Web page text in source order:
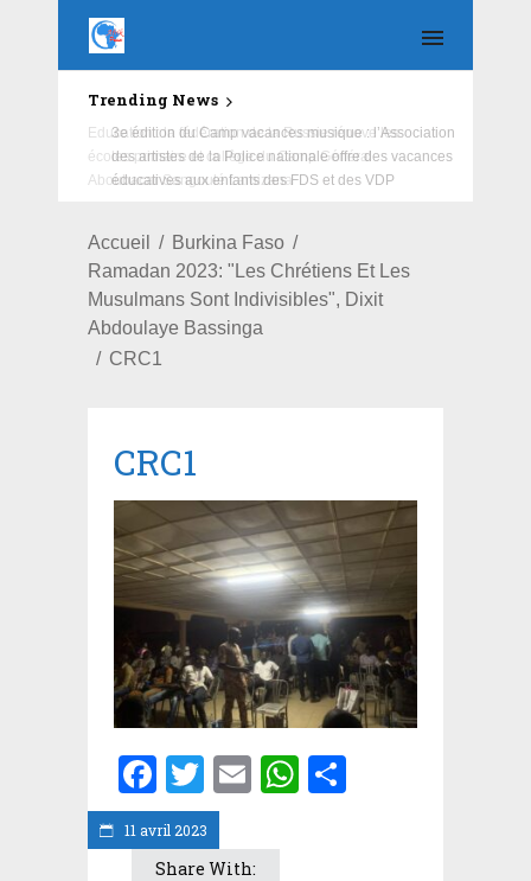
Trending News
Education : la fédération de la Russie rénove les
écoles primaire et collège du Camp Général
Aboubacar Sangoulé Lamizana
Accueil
Burkina Faso
Ramadan 2023: "les Chrétiens Et Les
Musulmans Sont Indivisibles", Dixit
Abdoulaye Bassinga
CRC1
11 avril 2023
CRC1
Facebook
Twitter
EmailWhatsApp
Share With: